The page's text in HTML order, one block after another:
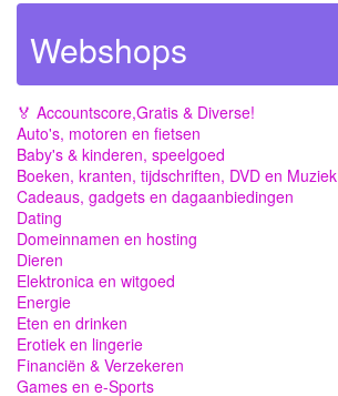
Webshops
🏅 Accountscore,Gratis & Diverse!
Auto's, motoren en fietsen
Baby's & kinderen, speelgoed
Boeken, kranten, tijdschriften, DVD en Muziek
Cadeaus, gadgets en dagaanbiedingen
Dating
Domeinnamen en hosting
Dieren
Elektronica en witgoed
Energie
Eten en drinken
Erotiek en lingerie
Financiën & Verzekeren
Games en e-Sports